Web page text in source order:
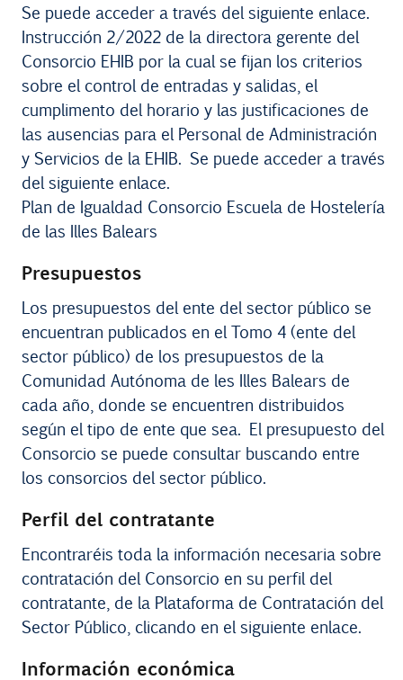
Se puede acceder a través del siguiente enlace.
Instrucción 2/2022 de la directora gerente del
Consorcio EHIB por la cual se fijan los criterios
sobre el control de entradas y salidas, el
cumplimento del horario y las justificaciones de
las ausencias para el Personal de Administración
y Servicios de la EHIB. Se puede acceder a través
del siguiente enlace.
Plan de Igualdad Consorcio Escuela de Hostelería
de las Illes Balears
Presupuestos
Los presupuestos del ente del sector público se
encuentran publicados en el Tomo 4 (ente del
sector público) de los presupuestos de la
Comunidad Autónoma de les Illes Balears de
cada año, donde se encuentren distribuidos
según el tipo de ente que sea. El presupuesto del
Consorcio se puede consultar buscando entre
los consorcios del sector público.
Perfil del contratante
Encontraréis toda la información necesaria sobre
contratación del Consorcio en su perfil del
contratante, de la Plataforma de Contratación del
Sector Público, clicando en el siguiente enlace.
Información económica